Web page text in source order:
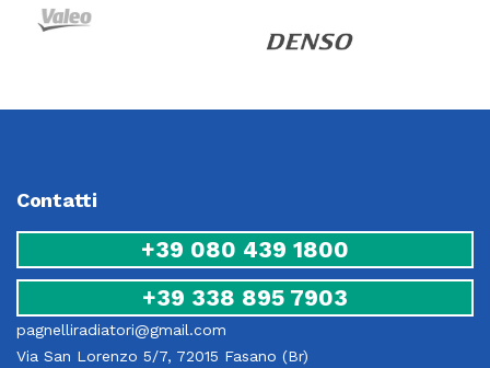
Contatti
+39 080 439 1800
+39 338 895 7903
pagnelliradiatori@gmail.com
Via San Lorenzo 5/7, 72015 Fasano (Br)